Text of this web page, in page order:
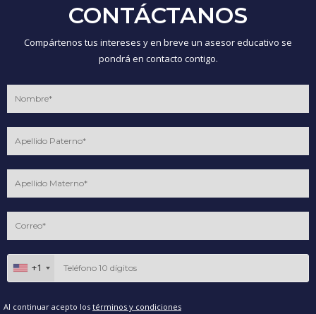
CONTÁCTANOS
Compártenos tus intereses y en breve un asesor educativo se
pondrá en contacto contigo.
+1
Al continuar acepto los términos y condiciones